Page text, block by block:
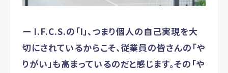
ー I.F.C.S.の「I」、つまり個人の自己実現を大
切にされているからこそ、従業員の皆さんの「や
りがい」も高まっているのだと感じます。その「や